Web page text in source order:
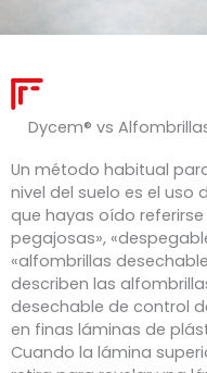
Dycem® vs
Un método habitual
nivel del suelo es el uso
que hayas oído
pegajosas»,
«alfombrillas
describen las
desechable de control
en finas láminas de
Cuando la lámina